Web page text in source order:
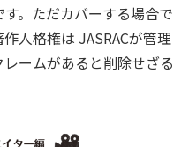
。ただカバーする場合で
人格権は JASRACが管理
ームがあると削除せざる